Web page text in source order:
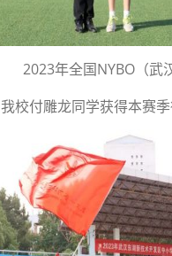
2023年全国NYBO（武
我校付雕龙同学获得本赛